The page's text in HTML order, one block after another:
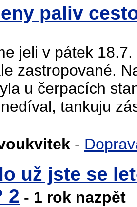
paliv
jeli v pátek
zastropované.
u čerpacích
tankuju
-
už jste se
2 - 1 rok nazpět